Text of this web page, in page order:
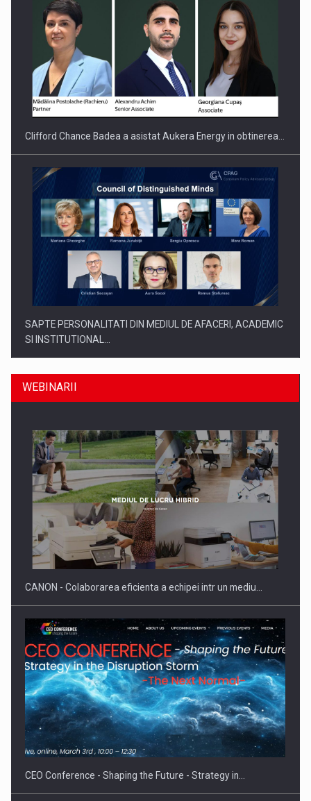
Clifford Chance Badea a asistat Aukera Energy in obtinerea…
SAPTE PERSONALITATI DIN MEDIUL DE AFACERI, ACADEMIC
SI INSTITUTIONAL…
SYCLEF isi consolideaza prezenta in Romania printr-o a
doua…
Fondul de investitii BoldMind si echipa de management a…
WEBINARII
CANON - Colaborarea eficienta a echipei intr un mediu…
CEO Conference - Shaping the Future - Strategy in…